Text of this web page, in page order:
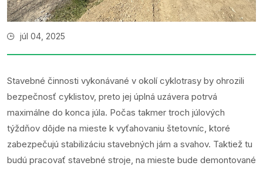
júl 04, 2025
Stavebné činnosti vykonávané v okolí cyklotrasy by ohrozili
bezpečnosť cyklistov, preto jej úplná uzávera potrvá
maximálne do konca júla. Počas takmer troch júlových
týždňov dôjde na mieste k vyťahovaniu štetovníc, ktoré
zabezpečujú stabilizáciu stavebných jám a svahov. Taktiež tu
budú pracovať stavebné stroje, na mieste bude demontované